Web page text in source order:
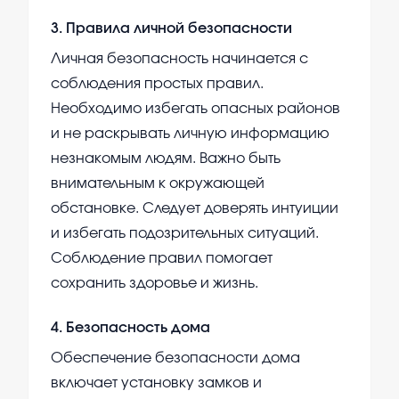
3. Правила личной безопасности
Личная безопасность начинается с
соблюдения простых правил.
Необходимо избегать опасных районов
и не раскрывать личную информацию
незнакомым людям. Важно быть
внимательным к окружающей
обстановке. Следует доверять интуиции
и избегать подозрительных ситуаций.
Соблюдение правил помогает
сохранить здоровье и жизнь.
4. Безопасность дома
Обеспечение безопасности дома
включает установку замков и